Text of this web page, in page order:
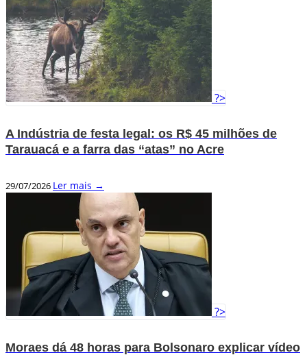
?>
A Indústria de festa legal: os R$ 45 milhões de
Tarauacá e a farra das “atas” no Acre
29/07/2026 Ler mais →
?>
Moraes dá 48 horas para Bolsonaro explicar vídeo